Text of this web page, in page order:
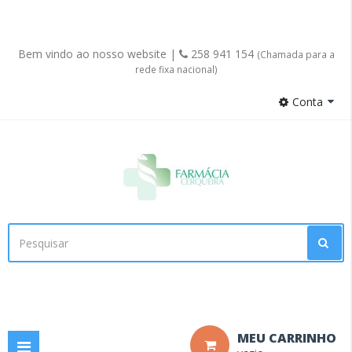
Bem vindo ao nosso website | 258 941 154 (Chamada para a
rede fixa nacional)
Conta
MEU CARRINHO
Toggle